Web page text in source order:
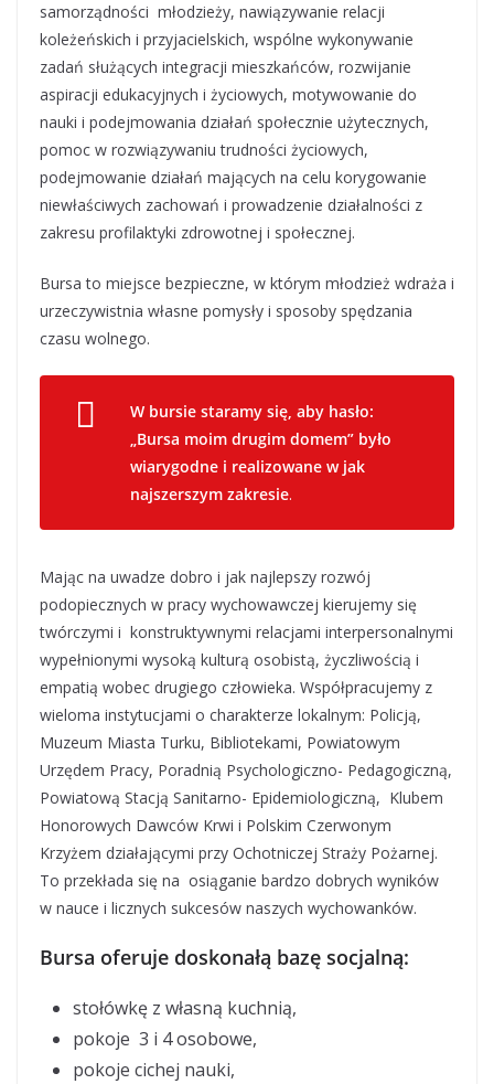
samorządności młodzieży, nawiązywanie relacji
koleżeńskich i przyjacielskich, wspólne wykonywanie
zadań służących integracji mieszkańców, rozwijanie
aspiracji edukacyjnych i życiowych, motywowanie do
nauki i podejmowania działań społecznie użytecznych,
pomoc w rozwiązywaniu trudności życiowych,
podejmowanie działań mających na celu korygowanie
niewłaściwych zachowań i prowadzenie działalności z
zakresu profilaktyki zdrowotnej i społecznej.
Bursa to miejsce bezpieczne, w którym młodzież wdraża i
urzeczywistnia własne pomysły i sposoby spędzania
czasu wolnego.
W bursie staramy się, aby hasło:
„Bursa moim drugim domem” było
wiarygodne i realizowane w jak
najszerszym zakresie.
Mając na uwadze dobro i jak najlepszy rozwój
podopiecznych w pracy wychowawczej kierujemy się
twórczymi i konstruktywnymi relacjami interpersonalnymi
wypełnionymi wysoką kulturą osobistą, życzliwością i
empatią wobec drugiego człowieka. Współpracujemy z
wieloma instytucjami o charakterze lokalnym: Policją,
Muzeum Miasta Turku, Bibliotekami, Powiatowym
Urzędem Pracy, Poradnią Psychologiczno- Pedagogiczną,
Powiatową Stacją Sanitarno- Epidemiologiczną, Klubem
Honorowych Dawców Krwi i Polskim Czerwonym
Krzyżem działającymi przy Ochotniczej Straży Pożarnej.
To przekłada się na osiąganie bardzo dobrych wyników
w nauce i licznych sukcesów naszych wychowanków.
Bursa oferuje doskonałą bazę socjalną:
stołówkę z własną kuchnią,
pokoje 3 i 4 osobowe,
pokoje cichej nauki,